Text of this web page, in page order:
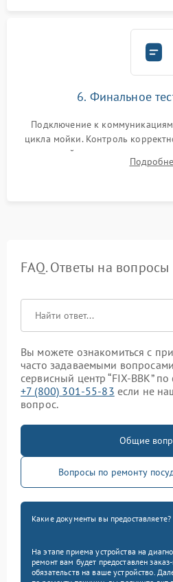
6. Финальное
Подключение к коммуникациям
цикла мойки. Контроль
до нужной температуры,
штатного слива и
FAQ. Ответы на вопросы
Вы можете ознакомиться с
часто задаваемыми
сервисный центр “FIX-BBK”
+7 (800) 301-55-83 если не
вопрос.
Общие
Вопросы по ремонту
Какие документы вы предоставляете?
На этапе приема устройства на
ремонт вам будет предоставлен
обязательств на ваше устройство.